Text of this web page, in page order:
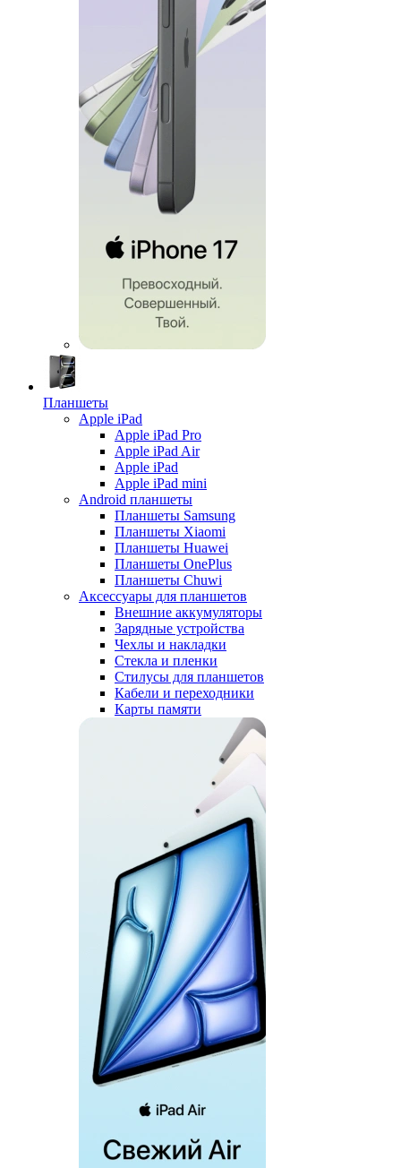
Планшеты
Apple iPad
Apple iPad Pro
Apple iPad Air
Apple iPad
Apple iPad mini
Android планшеты
Планшеты Samsung
Планшеты Xiaomi
Планшеты Huawei
Планшеты OnePlus
Планшеты Chuwi
Аксессуары для планшетов
Внешние аккумуляторы
Зарядные устройства
Чехлы и накладки
Стекла и пленки
Стилусы для планшетов
Кабели и переходники
Карты памяти